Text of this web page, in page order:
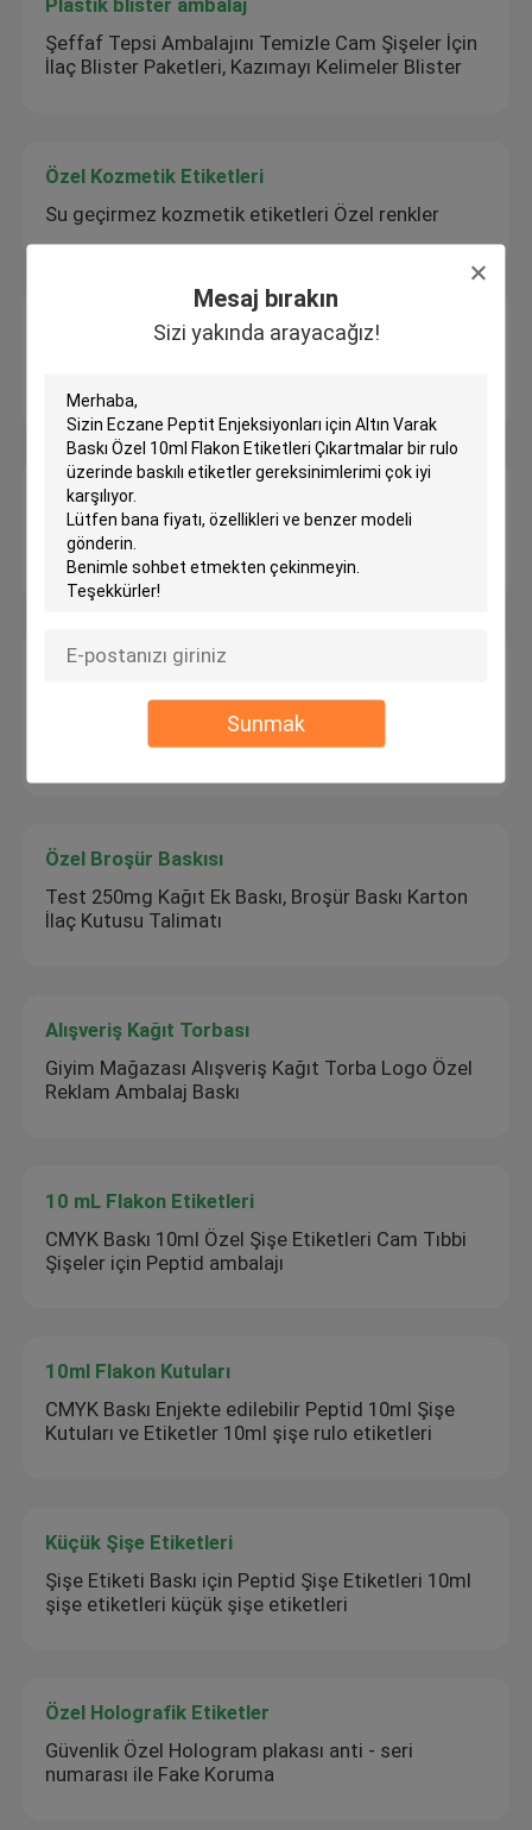
Mesaj bırakın
Sizi yakında arayacağız!
Sunmak
Plastik blister ambalaj
Şeffaf Tepsi Ambalajını Temizle Cam Şişeler İçin
İlaç Blister Paketleri, Kazımayı Kelimeler Blister
Özel Kozmetik Etiketleri
Su geçirmez kozmetik etiketleri Özel renkler
Farmasötik Cam Ampuller
hap şişe etiketi
İlaç şişesi etiketi Albendasole Baskılı Yapışkan
Hayvan Hapı Şişesi Etiketi Koyun ve Keçi için
Manuel Flakon kıvırıcı
İlaç Laboratuvarı / Eczane Manuel Flakon Crimper
Şişesi Kapaklama Ekipmanları Eşleşen 2ml / 10ml
Özel Broşür Baskısı
Test 250mg Kağıt Ek Baskı, Broşür Baskı Karton
İlaç Kutusu Talimatı
Alışveriş Kağıt Torbası
Giyim Mağazası Alışveriş Kağıt Torba Logo Özel
Reklam Ambalaj Baskı
10 mL Flakon Etiketleri
CMYK Baskı 10ml Özel Şişe Etiketleri Cam Tıbbi
Şişeler için Peptid ambalajı
10ml Flakon Kutuları
CMYK Baskı Enjekte edilebilir Peptid 10ml Şişe
Kutuları ve Etiketler 10ml şişe rulo etiketleri
Küçük Şişe Etiketleri
Şişe Etiketi Baskı için Peptid Şişe Etiketleri 10ml
şişe etiketleri küçük şişe etiketleri
Özel Holografik Etiketler
Güvenlik Özel Hologram plakası anti - seri
numarası ile Fake Koruma